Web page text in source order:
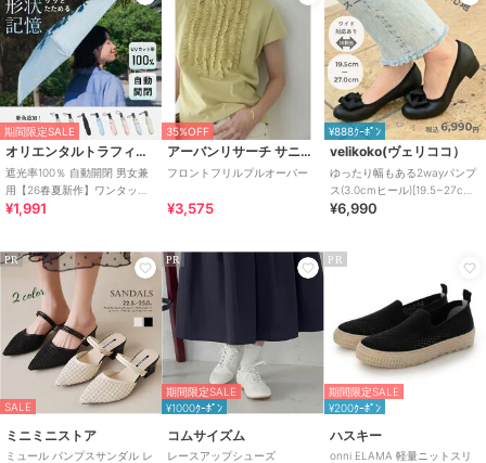
期間限定SALE
オリエンタルトラフィック
遮光率100％ 自動開閉 男女兼
用【26春夏新作】ワンタッチ
晴雨兼用 折りたたみ傘 /G-
¥1,991
35%OFF
アーバンリサーチ サニーレーベル
フロントフリルプルオーバー
¥3,575
¥888ｸｰﾎﾟﾝ
velikoko(ヴェリココ）
ゆったり幅もある2wayパンプ
ス(3.0cmヒール)[19.5~27cm]
ラクチンきれいシューズ
¥6,990
PR
SALE
ミニミニストア
ミュール パンプスサンダル レ
PR
期間限定SALE
¥1000ｸｰﾎﾟﾝ
コムサイズム
レースアップシューズ
PR
期間限定SALE
¥200ｸｰﾎﾟﾝ
ハスキー
onni ELAMA 軽量ニットスリ